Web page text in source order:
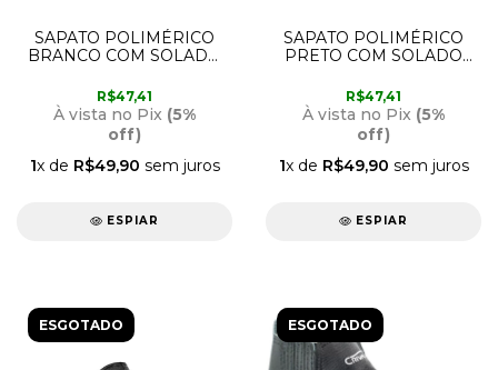
SAPATO POLIMÉRICO
BRANCO COM SOLADO
R$47,41
À vista no Pix (5%
off)
1x de R$49,90 sem juros
ESPIAR
SAPATO POLIMÉRICO
PRETO COM SOLADO
CRIVAL
R$47,41
À vista no Pix (5%
off)
1x de R$49,90 sem juros
ESPIAR
ESGOTADO ESGOTADO